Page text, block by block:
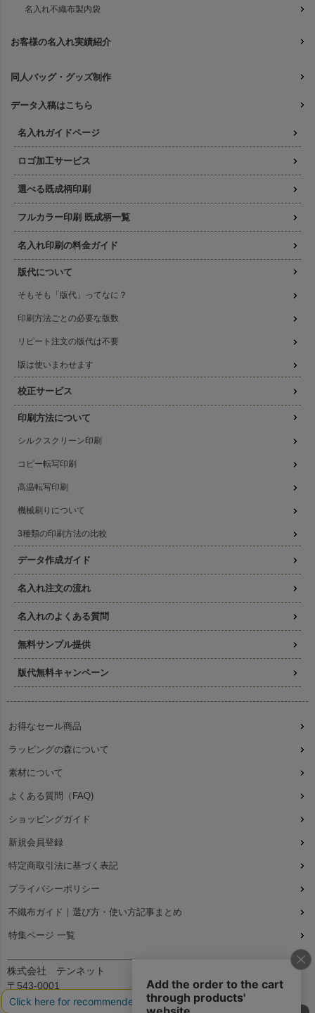
名入れ不織布製内袋
お客様の名入れ実績紹介
同人バッグ・グッズ制作
データ入稿はこちら
名入れガイドページ
ロゴ加工サービス
選べる既成柄印刷
フルカラー印刷 既成柄一覧
名入れ印刷の料金ガイド
版代について
そもそも「版代」ってなに？
印刷方法ごとの必要な版数
リピート注文の版代は不要
版は使いまわせます
校正サービス
印刷方法について
シルクスクリーン印刷
コピー転写印刷
高温転写印刷
機械刷りについて
3種類の印刷方法の比較
データ作成ガイド
名入れ注文の流れ
名入れのよくある質問
無料サンプル提供
版代無料キャンペーン
お得なセール商品
ラッピングの森について
素材について
よくある質問（FAQ)
ショッピングガイド
新規会員登録
特定商取引法に基づく表記
プライバシーポリシー
不織布ガイド｜選び方・使い方記事まとめ
特集ページ 一覧
株式会社 テンネット
〒543-0001
大阪府大阪市天王寺区上本町7丁目2-23-5B2